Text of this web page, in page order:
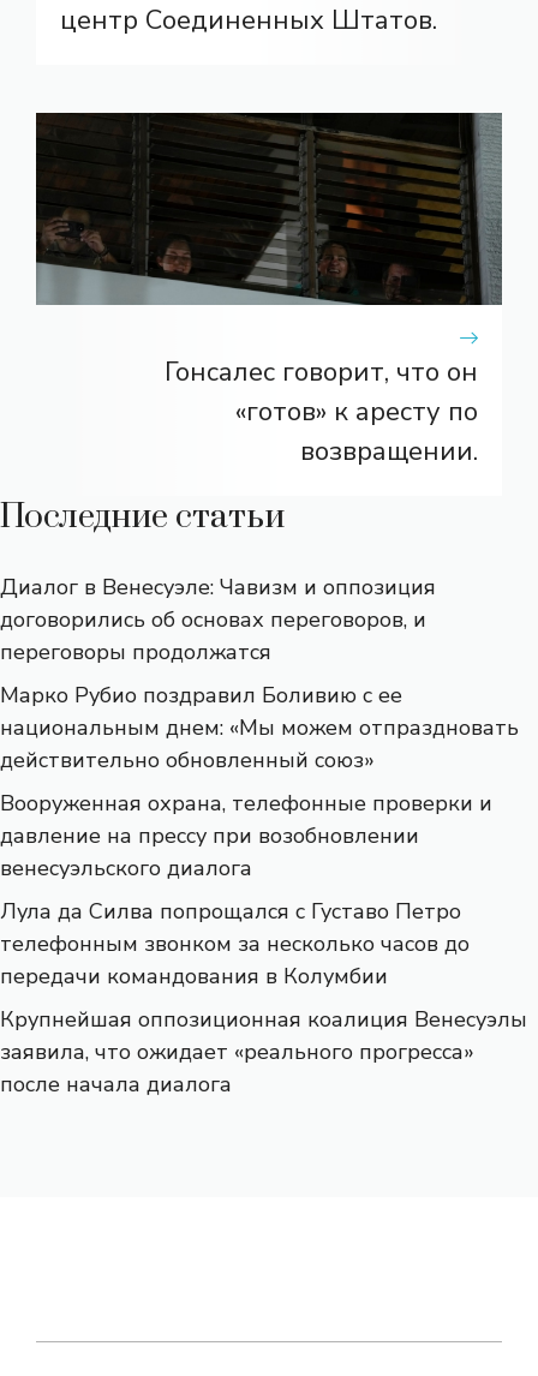
центр Соединенных Штатов.
Гонсалес говорит, что он
«готов» к аресту по
возвращении.
Последние статьи
Диалог в Венесуэле: Чавизм и оппозиция
договорились об основах переговоров, и
переговоры продолжатся
Марко Рубио поздравил Боливию с ее
национальным днем: «Мы можем отпраздновать
действительно обновленный союз»
Вооруженная охрана, телефонные проверки и
давление на прессу при возобновлении
венесуэльского диалога
Лула да Силва попрощался с Густаво Петро
телефонным звонком за несколько часов до
передачи командования в Колумбии
Крупнейшая оппозиционная коалиция Венесуэлы
заявила, что ожидает «реального прогресса»
после начала диалога